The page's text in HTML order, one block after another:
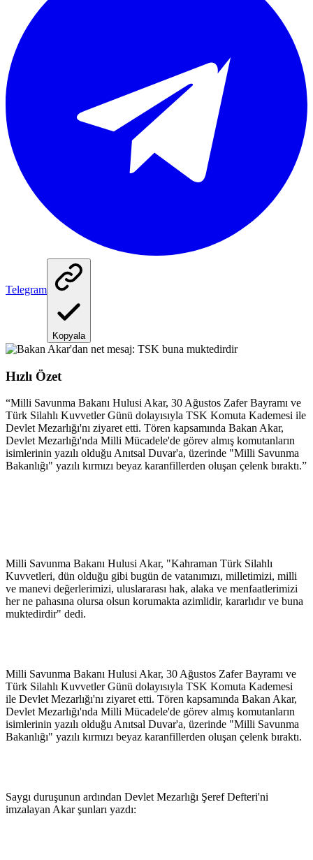
Telegram
Kopyala
Hızlı Özet
“Milli Savunma Bakanı Hulusi Akar, 30 Ağustos Zafer Bayramı ve
Türk Silahlı Kuvvetler Günü dolayısıyla TSK Komuta Kademesi ile
Devlet Mezarlığı'nı ziyaret etti. Tören kapsamında Bakan Akar,
Devlet Mezarlığı'nda Milli Mücadele'de görev almış komutanların
isimlerinin yazılı olduğu Anıtsal Duvar'a, üzerinde "Milli Savunma
Bakanlığı" yazılı kırmızı beyaz karanfillerden oluşan çelenk bıraktı.”
Milli Savunma Bakanı Hulusi Akar, "Kahraman Türk Silahlı
Kuvvetleri, dün olduğu gibi bugün de vatanımızı, milletimizi, milli
ve manevi değerlerimizi, uluslararası hak, alaka ve menfaatlerimizi
her ne pahasına olursa olsun korumakta azimlidir, kararlıdır ve buna
muktedirdir" dedi.
Milli Savunma Bakanı Hulusi Akar, 30 Ağustos Zafer Bayramı ve
Türk Silahlı Kuvvetler Günü dolayısıyla TSK Komuta Kademesi
ile Devlet Mezarlığı'nı ziyaret etti. Tören kapsamında Bakan Akar,
Devlet Mezarlığı'nda Milli Mücadele'de görev almış komutanların
isimlerinin yazılı olduğu Anıtsal Duvar'a, üzerinde "Milli Savunma
Bakanlığı" yazılı kırmızı beyaz karanfillerden oluşan çelenk bıraktı.
Saygı duruşunun ardından Devlet Mezarlığı Şeref Defteri'ni
imzalayan Akar şunları yazdı: